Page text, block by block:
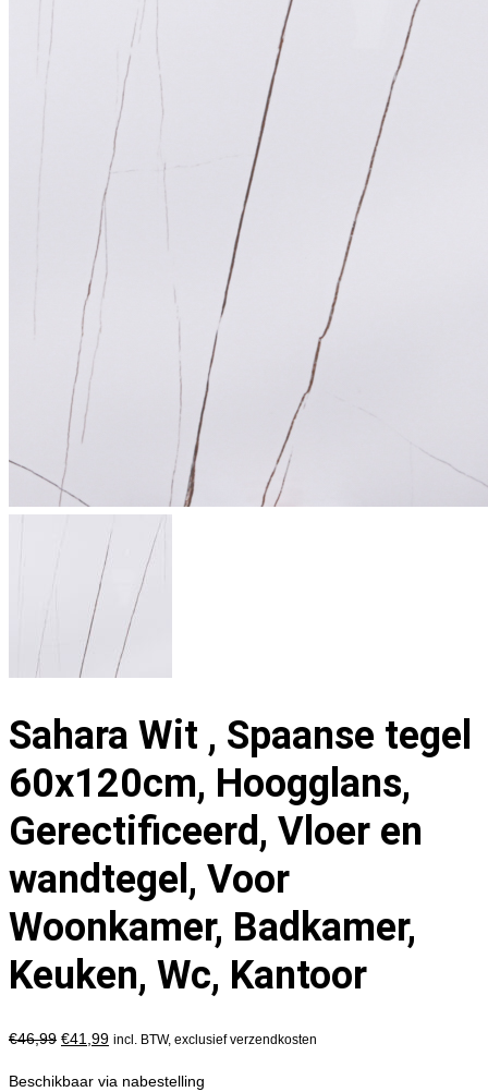
Sahara Wit , Spaanse tegel
60x120cm, Hoogglans,
Gerectificeerd, Vloer en
wandtegel, Voor
Woonkamer, Badkamer,
Keuken, Wc, Kantoor
€46,99 €41,99 incl. BTW, exclusief verzendkosten
Beschikbaar via nabestelling